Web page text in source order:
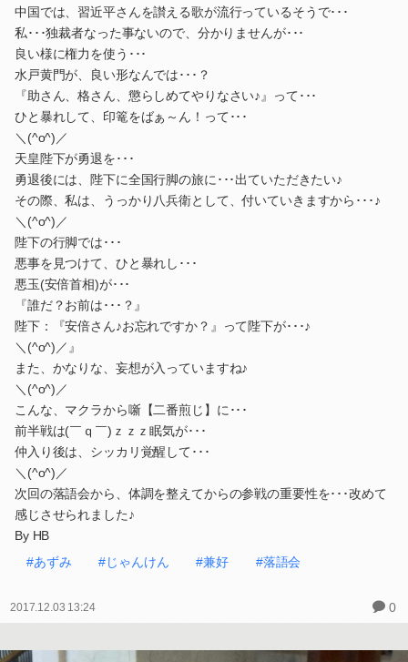
中国では、習近平さんを讃える歌が流行っているそうで･･･
私･･･独裁者なった事ないので、分かりませんが･･･
良い様に権力を使う･･･
水戸黄門が、良い形なんでは･･･？
『助さん、格さん、懲らしめてやりなさい♪』って･･･
ひと暴れして、印篭をばぁ～ん！って･･･
＼(^o^)／
天皇陛下が勇退を･･･
勇退後には、陛下に全国行脚の旅に･･･出ていただきたい♪
その際、私は、うっかり八兵衛として、付いていきますから･･･♪
＼(^o^)／
陛下の行脚では･･･
悪事を見つけて、ひと暴れし･･･
悪玉(安倍首相)が･･･
『誰だ？お前は･･･？』
陛下：『安倍さん♪お忘れですか？』って陛下が･･･♪
＼(^o^)／』
また、かなりな、妄想が入っていますね♪
＼(^o^)／
こんな、マクラから噺【二番煎じ】に･･･
前半戦は(￣ｑ￣)ｚｚｚ眠気が･･･
仲入り後は、シッカリ覚醒して･･･
＼(^o^)／
次回の落語会から、体調を整えてからの参戦の重要性を･･･改めて
感じさせられました♪
By HB
#あずみ
#じゃんけん #兼好 #落語会
2017.12.03 13:24 0